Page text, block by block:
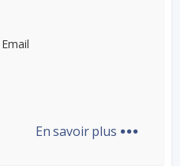
Email
En savoir plus ...